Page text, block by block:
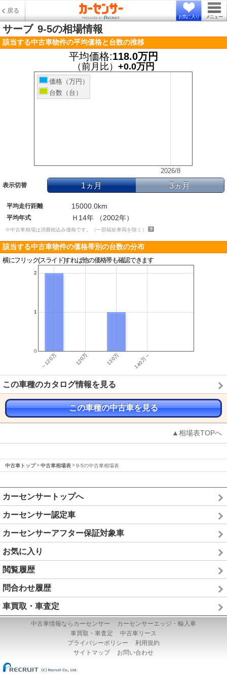
戻る
お気に入り メニュー
サーブ 9-5の相場情報
該当する中古車物件の平均価格と台数の推移
平均価格:118.0万円
（前月比） +0.0万円
2026/8
価格（万円）
台数（台）
表示切替 1ヵ月 3ヵ月
平均走行距離 15000.0km
平均年式 Ｈ14年 （2002年）
※中古車相場は消費税込み価格です。（一部福祉車両を除く）
該当する中古車物件の価格帯別の台数の分布
横にフリック(スライド)すれば他の価格帯も確認できます
この車種のカタログ情報を見る
この車種の中古車を見る
▲相場表TOPへ
中古車トップ 中古車相場表 9-5の中古車相場表
カーセンサートップへ
カーセンサー認定車
カーセンサーアフター保証対象車
お気に入り
閲覧履歴
問合わせ履歴
車買取・車査定
中古車情報ならカーセンサー
カーセンサーエッジ・輸入車
車買取・車査定
中古車リース
プライバシーポリシー
利用規約
サイトマップ
お問い合わせ